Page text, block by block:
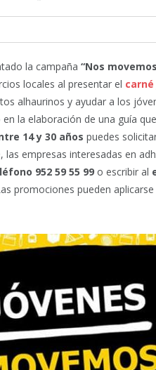
la campaña “Nos
locales al presentar el
alhaurinos y ayudar a los
la elaboración de una guía
14 y 30 años puedes
las empresas interesadas en
952 59 55 99 o escribir al
promociones pueden